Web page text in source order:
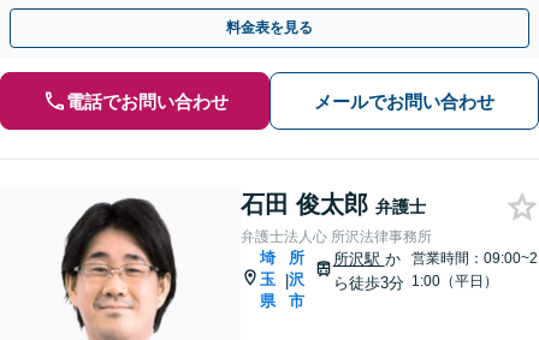
刑事事件は初動が重要です。早めにご相談ください。
料金表を見る
電話でお問い合わせ メールでお問い合わせ
石田 俊太郎 弁護士
弁護士法人心 所沢法律事務所
埼
玉
県
|
所
沢
市
所沢駅 か
ら徒歩3分
営業時間：09:00~2
1:00（平日）